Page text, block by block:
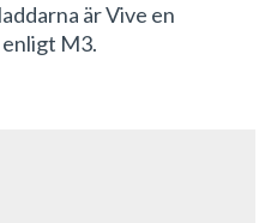
är Vive en
enligt M3.